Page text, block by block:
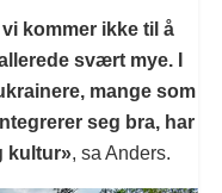
kommer ikke til å
svært mye. I
mange som
seg bra, har
kultur», sa Anders.